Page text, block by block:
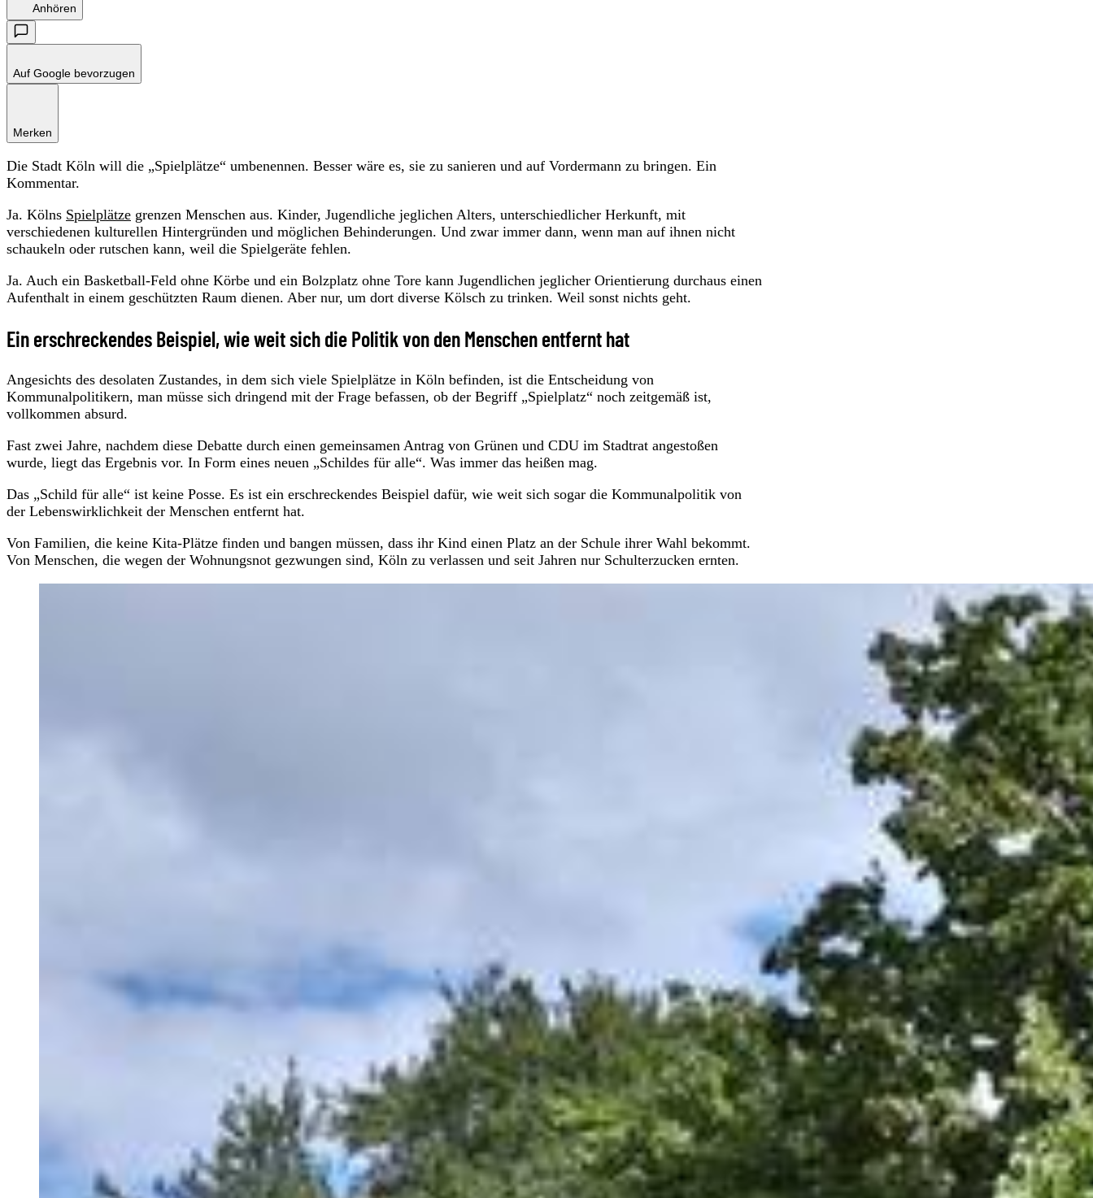
Anhören
Auf Google bevorzugen
Merken
Die Stadt Köln will die „Spielplätze“ umbenennen. Besser wäre es, sie zu sanieren und auf Vordermann zu bringen. Ein
Kommentar.
Ja. Kölns Spielplätze grenzen Menschen aus. Kinder, Jugendliche jeglichen Alters, unterschiedlicher Herkunft, mit
verschiedenen kulturellen Hintergründen und möglichen Behinderungen. Und zwar immer dann, wenn man auf ihnen nicht
schaukeln oder rutschen kann, weil die Spielgeräte fehlen.
Ja. Auch ein Basketball-Feld ohne Körbe und ein Bolzplatz ohne Tore kann Jugendlichen jeglicher Orientierung durchaus einen
Aufenthalt in einem geschützten Raum dienen. Aber nur, um dort diverse Kölsch zu trinken. Weil sonst nichts geht.
Ein erschreckendes Beispiel, wie weit sich die Politik von den Menschen entfernt hat
Angesichts des desolaten Zustandes, in dem sich viele Spielplätze in Köln befinden, ist die Entscheidung von
Kommunalpolitikern, man müsse sich dringend mit der Frage befassen, ob der Begriff „Spielplatz“ noch zeitgemäß ist,
vollkommen absurd.
Fast zwei Jahre, nachdem diese Debatte durch einen gemeinsamen Antrag von Grünen und CDU im Stadtrat angestoßen
wurde, liegt das Ergebnis vor. In Form eines neuen „Schildes für alle“. Was immer das heißen mag.
Das „Schild für alle“ ist keine Posse. Es ist ein erschreckendes Beispiel dafür, wie weit sich sogar die Kommunalpolitik von
der Lebenswirklichkeit der Menschen entfernt hat.
Von Familien, die keine Kita-Plätze finden und bangen müssen, dass ihr Kind einen Platz an der Schule ihrer Wahl bekommt.
Von Menschen, die wegen der Wohnungsnot gezwungen sind, Köln zu verlassen und seit Jahren nur Schulterzucken ernten.